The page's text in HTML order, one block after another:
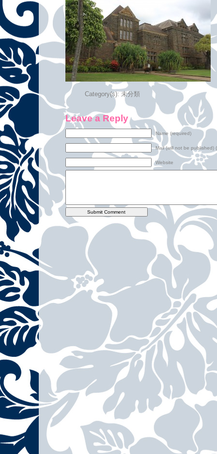
Category(s):未分類
Leave a Reply
Name (required)
Mail (will not be published)
Website